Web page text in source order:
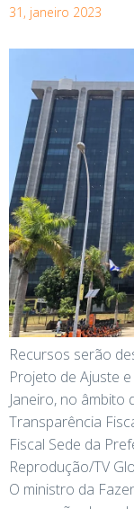
31, janeiro 2023
Recursos serão
Projeto de Ajuste
Janeiro, no
Transparência
Fiscal Sede da
Reprodução/TV
O ministro da